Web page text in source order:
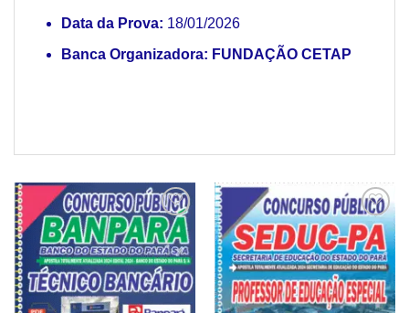
Data da Prova: 18/01/2026
Banca Organizadora: FUNDAÇÃO CETAP
Add to
wishlist
Add to
wishlist